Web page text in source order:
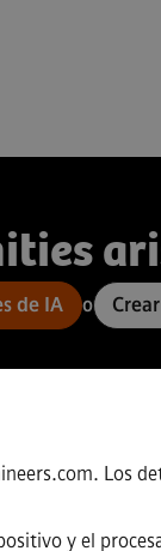
Los
y el
de IA o